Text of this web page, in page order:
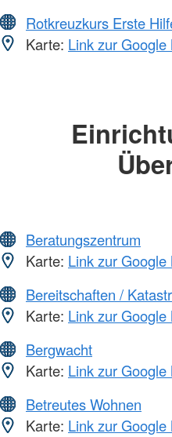
Rotkreuzkurs Erste
Karte: Link zur
Beratungszentrum
Karte: Link zur
Bereitschaften /
Karte: Link zur
Bergwacht
Karte: Link zur
Betreutes Wohnen
Karte: Link zur